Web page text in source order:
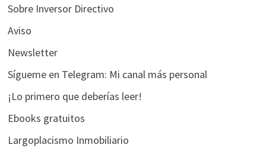
Sobre Inversor Directivo
Aviso
Newsletter
Sígueme en Telegram: Mi canal más personal
¡Lo primero que deberías leer!
Ebooks gratuitos
Largoplacismo Inmobiliario